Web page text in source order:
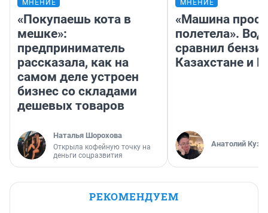
МНЕНИЕ
«Покупаешь кота в
мешке»:
предприниматель
рассказала, как на
самом деле устроен
бизнес со складами
дешевых товаров
Наталья Шорохова
Открыла кофейную точку на
деньги соцразвития
МНЕНИЕ
«Машина
полетела».
сравнил
Казахстане и
Анатолий
РЕКОМЕНДУЕМ